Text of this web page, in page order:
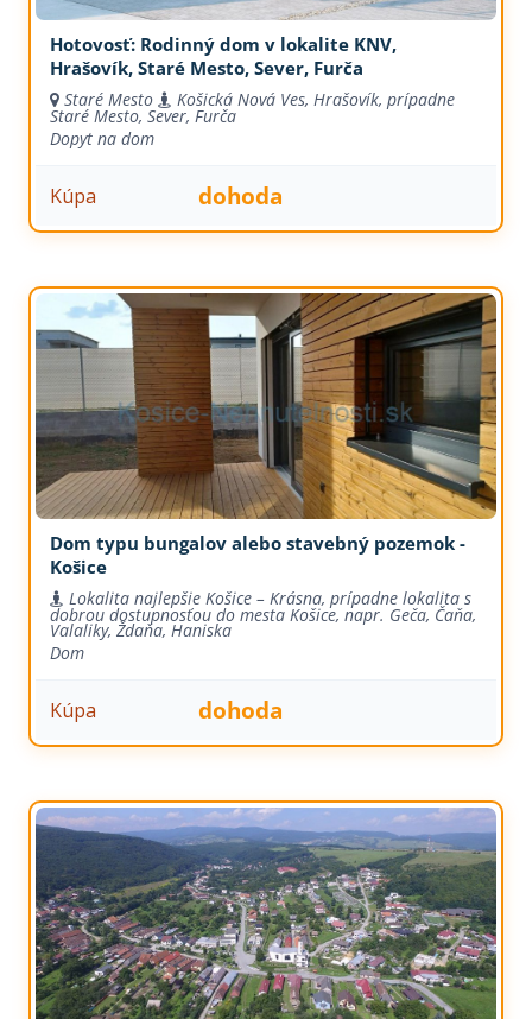
Hotovosť: Rodinný dom v lokalite KNV,
Hrašovík, Staré Mesto, Sever, Furča
Staré Mesto Košická Nová Ves, Hrašovík, prípadne
Staré Mesto, Sever, Furča
Dopyt na dom
Kúpa dohoda
Dom typu bungalov alebo stavebný pozemok -
Košice
Lokalita najlepšie Košice – Krásna, prípadne lokalita s
dobrou dostupnosťou do mesta Košice, napr. Geča, Čaňa,
Valaliky, Ždaňa, Haniska
Dom
Kúpa dohoda